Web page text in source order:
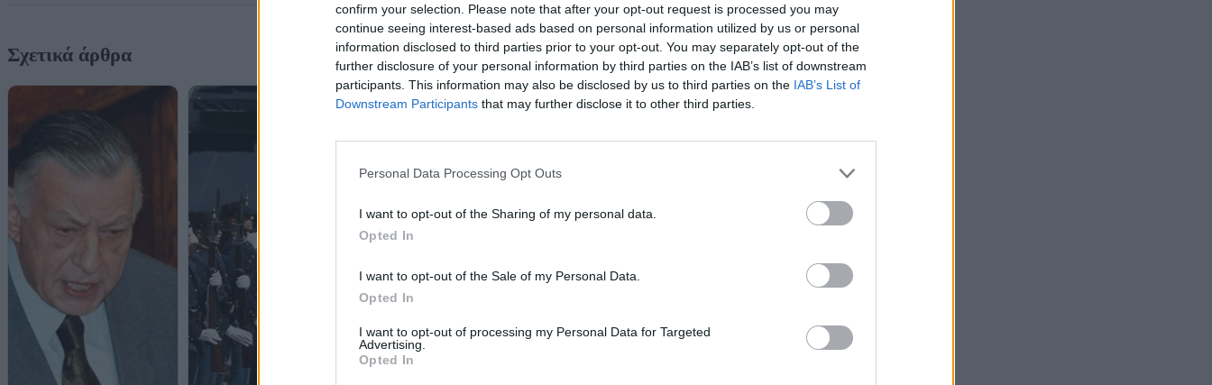
confirm your selection. Please note that after your opt-out request is processed you may
continue seeing interest-based ads based on personal information utilized by us or personal
information disclosed to third parties prior to your opt-out. You may separately opt-out of the
further disclosure of your personal information by third parties on the IAB’s list of downstream
participants. This information may also be disclosed by us to third parties on the IAB’s List of
Downstream Participants that may further disclose it to other third parties.
Personal Data Processing Opt Outs
I want to opt-out of the Sharing of my personal data.
Opted In
I want to opt-out of the Sale of my Personal Data.
Opted In
I want to opt-out of processing my Personal Data for Targeted
Advertising.
Opted In
Σχετικά άρθρα